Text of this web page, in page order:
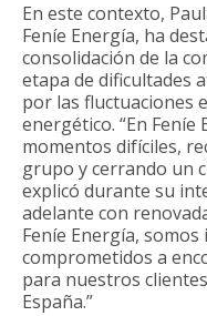
En este contexto,
Feníe Energía, ha
consolidación de la
etapa de dificultades
por las fluctuaciones
energético. “En
momentos difíciles,
grupo y cerrando un
explicó durante su
adelante con
Feníe Energía,
comprometidos a
para nuestros
España.”